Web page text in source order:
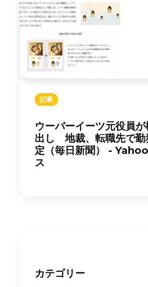
記事
ウーバーイーツ元役員
出し 地裁、転職先で勤
定（毎日新聞） -
ス
カテゴリー